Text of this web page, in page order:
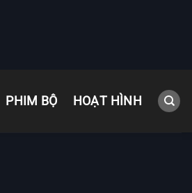
PHIM BỘ HOẠT HÌNH